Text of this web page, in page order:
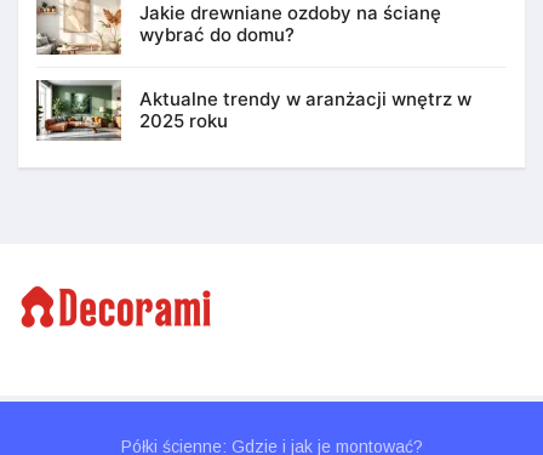
Jakie drewniane ozdoby na ścianę
wybrać do domu?
Aktualne trendy w aranżacji wnętrz w
2025 roku
Półki ścienne: Gdzie i jak je montować?